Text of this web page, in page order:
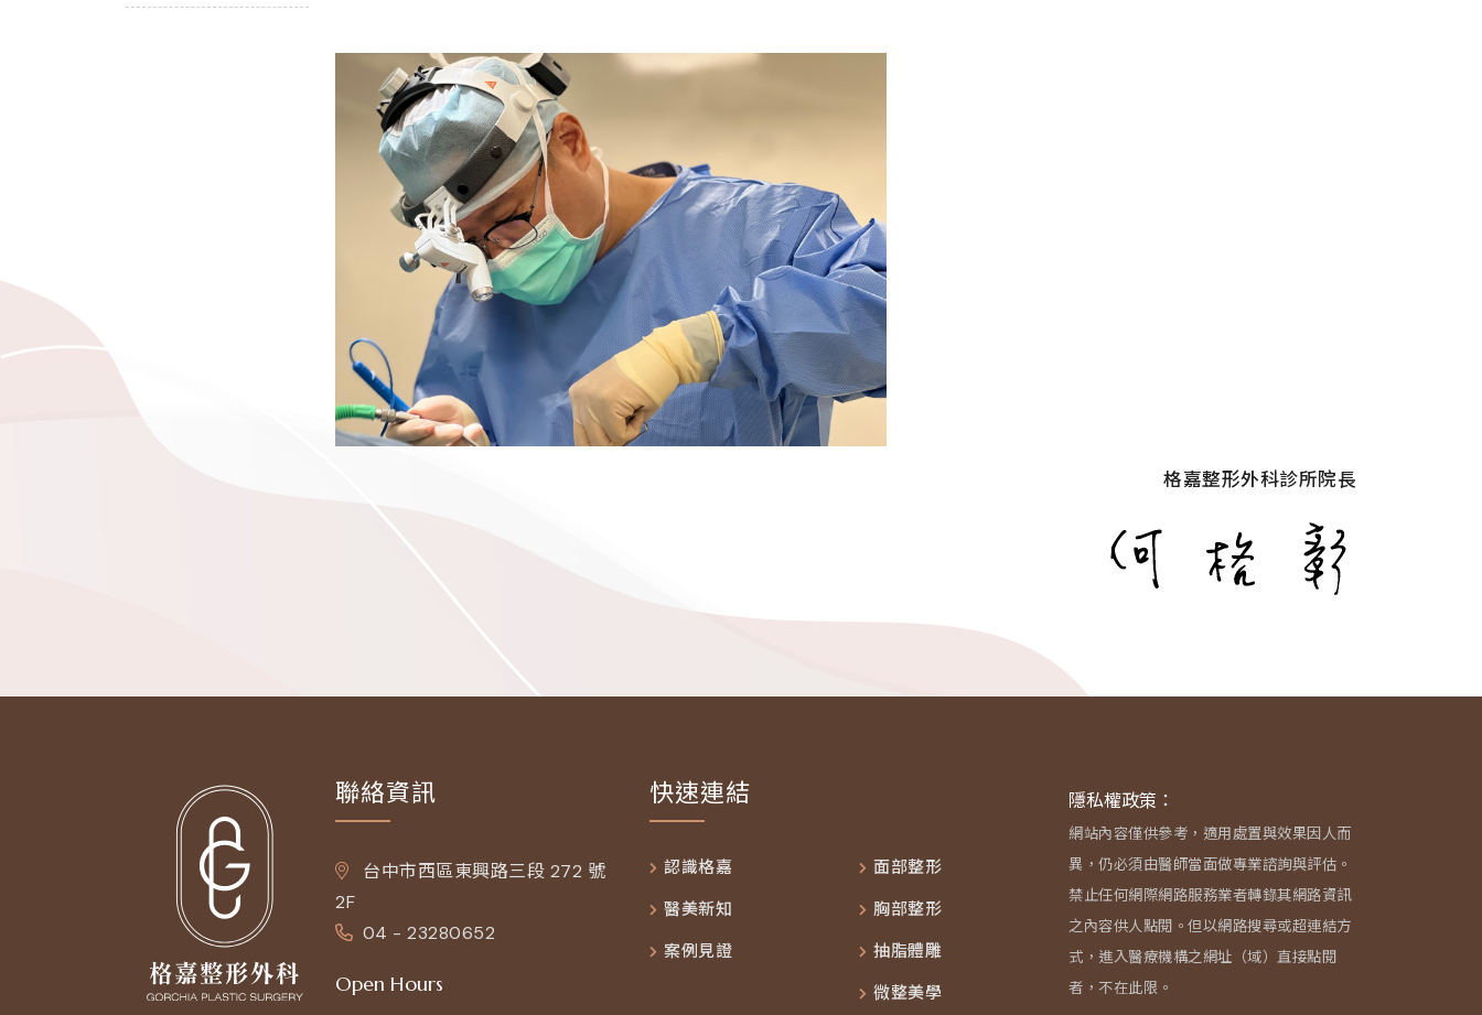
格嘉整形外科診所院長
聯絡資訊
台中市西區東興路三段 272 號
2F
04 - 23280652
Open Hours
快速連結
認識格嘉
醫美新知
案例見證
面部整形
胸部整形
抽脂體雕
微整美學
隱私權政策：
網站內容僅供參考，適用處置與效果因人而
異，仍必須由醫師當面做專業諮詢與評估。
禁止任何網際網路服務業者轉錄其網路資訊
之內容供人點閱。但以網路搜尋或超連結方
式，進入醫療機構之網址（域）直接點閱
者，不在此限。